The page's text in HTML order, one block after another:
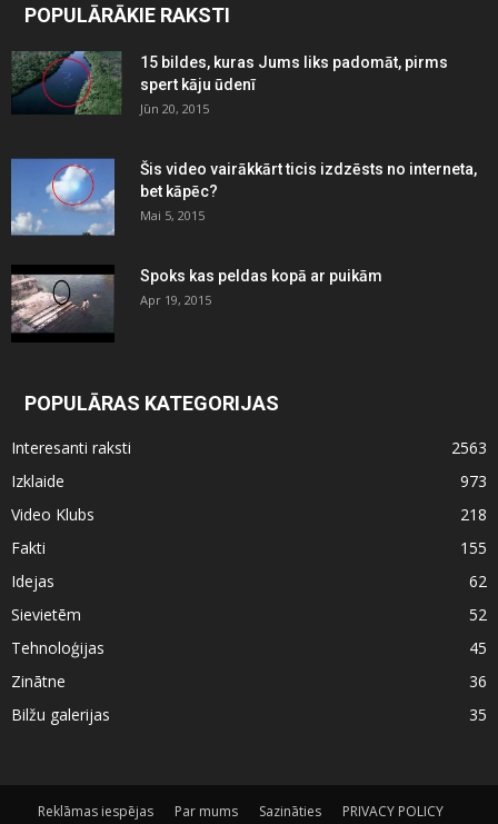
POPULĀRĀKIE RAKSTI
15 bildes, kuras Jums liks padomāt, pirms
spert kāju ūdenī
Jūn 20, 2015
Šis video vairākkārt ticis izdzēsts no interneta,
bet kāpēc?
Mai 5, 2015
Spoks kas peldas kopā ar puikām
Apr 19, 2015
POPULĀRAS KATEGORIJAS
Interesanti raksti
2563
Izklaide
973
Video Klubs
218
Fakti
155
Idejas
62
Sievietēm
52
Tehnoloģijas
45
Zinātne
36
Bilžu galerijas
35
Reklāmas iespējas Par mums Sazināties PRIVACY POLICY